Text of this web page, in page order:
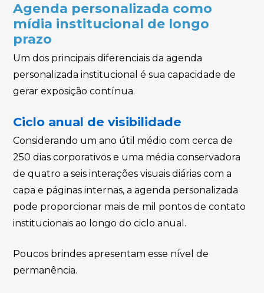
Agenda personalizada como
mídia institucional de longo
prazo
Um dos principais diferenciais da agenda
personalizada institucional é sua capacidade de
gerar exposição contínua.
Ciclo anual de visibilidade
Considerando um ano útil médio com cerca de
250 dias corporativos e uma média conservadora
de quatro a seis interações visuais diárias com a
capa e páginas internas, a agenda personalizada
pode proporcionar mais de mil pontos de contato
institucionais ao longo do ciclo anual.
Poucos brindes apresentam esse nível de
permanência.